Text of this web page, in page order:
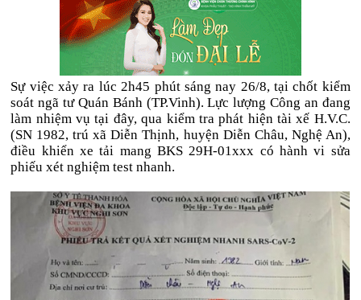
Sự việc xảy ra lúc 2h45 phút sáng nay 26/8, tại chốt kiểm
soát ngã tư Quán Bánh (TP.Vinh). Lực lượng Công an đang
làm nhiệm vụ tại đây, qua kiểm tra phát hiện tài xế H.V.C.
(SN 1982, trú xã Diễn Thịnh, huyện Diễn Châu, Nghệ An),
điều khiển xe tải mang BKS 29H-01xxx có hành vi sửa
phiếu xét nghiệm test nhanh.